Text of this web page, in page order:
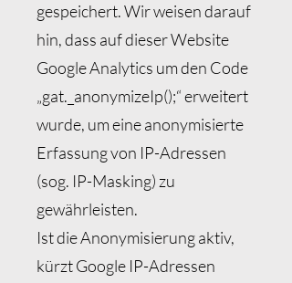
gespeichert. Wir weisen darauf
hin, dass auf dieser Website
Google Analytics um den Code
„gat._anonymizeIp();“ erweitert
wurde, um eine anonymisierte
Erfassung von IP-Adressen
(sog. IP-Masking) zu
gewährleisten.
Ist die Anonymisierung aktiv,
kürzt Google IP-Adressen